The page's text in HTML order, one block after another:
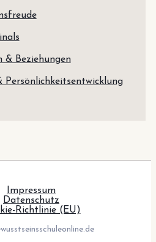
& Beziehungen
Persönlichkeitsentwicklung
Impressum
Datenschutz
Richtlinie (EU)